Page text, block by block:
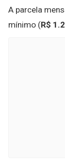
A parcela
mínimo (R$